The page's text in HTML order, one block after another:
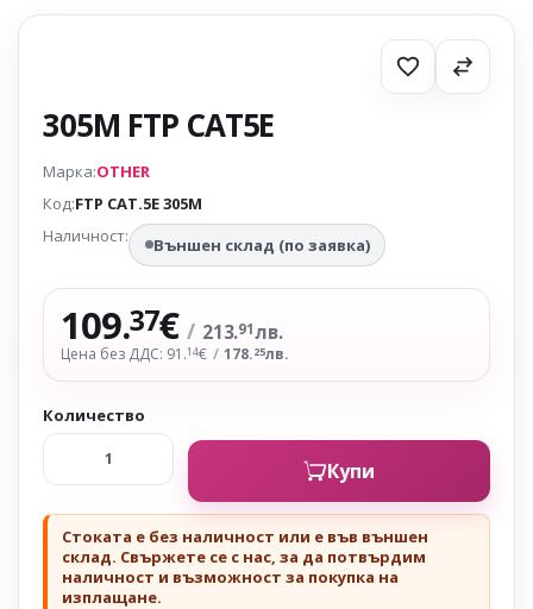
305M FTP CAT5E
Марка:OTHER
Код:FTP CAT.5E 305M
Наличност:
Външен склад (по заявка)
109.37€ / 213.91лв.
Цена без ДДС: 91.14€ / 178.25лв.
Количество
Купи
Стоката е без наличност или е във външен
склад. Свържете се с нас, за да потвърдим
наличност и възможност за покупка на
изплащане.